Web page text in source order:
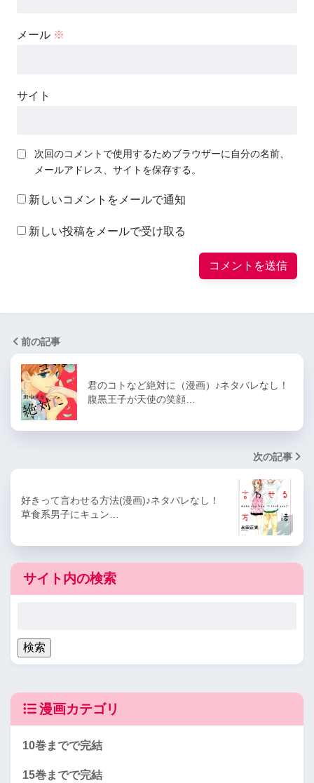
メール ※
サイト
次回のコメントで使用するためブラウザーに自分の名前、
メールアドレス、サイトを保存する。
新しいコメントをメールで通知
新しい投稿をメールで受け取る
前の記事
君のコトなど絶対に（漫画）♪ネタバレなし！
腹黒王子が天使の笑顔…
次の記事
好きって言わせる方法(漫画)♪ネタバレなし！
草食系男子にキュン…
サイト内の検索
漫画カテゴリ
10巻までで完結
15巻までで完結